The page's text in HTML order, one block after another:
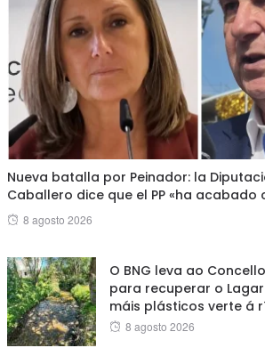
Nueva batalla por Peinador: la
Caballero dice que el PP «ha acabado
Posted
8 agosto 2026
O BNG leva ao
para recuperar o
máis plásticos verte á
Posted
8 agosto 2026